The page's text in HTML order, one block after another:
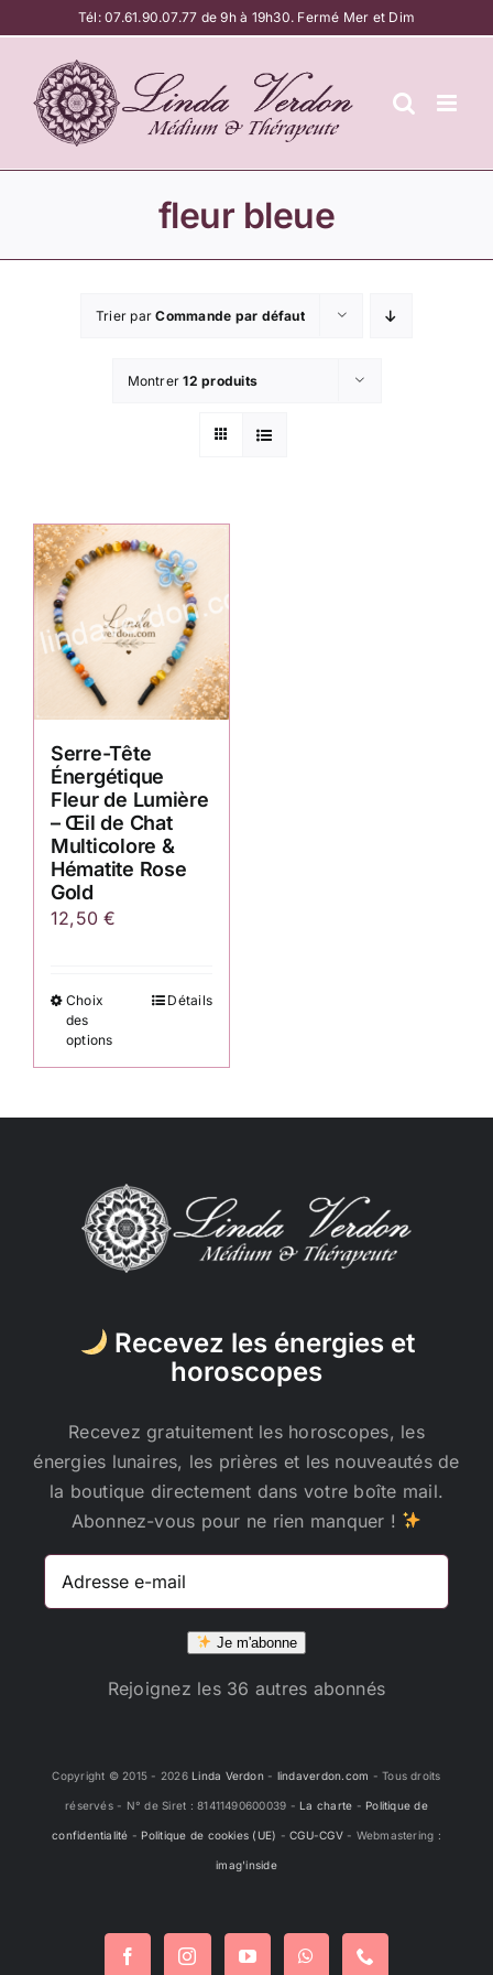
au
contenu
Tél:07.61.90.07.77 de 9h à 19h30. Fermé Mer et Dim
fleur bleue
Trier parCommande par défaut
Montrer12 produits
Serre-Tête
Énergétique
Fleur de Lumière
– Œil de Chat
Multicolore &
Hématite Rose
Gold
12,50€
Choix
des
options
Ce
a
variations.
options
peuvent
être
choisies
la
produit
Détails
Recevez les énergies et
horoscopes
Recevez gratuitement les horoscopes, les
énergies lunaires, les prières et les nouveautés de
la boutique directement dans votre boîte mail.
Abonnez-vous pour ne rien manquer !
Adresse
Je m'abonne
Rejoignez les 36 autres abonnés
Copyright © 2015 - 2026 Linda Verdon- lindaverdon.com - Tous droits
réservés - N° de Siret : 81411490600039 - La charte - Politique de
confidentialité - Politique de cookies (UE) -CGU-CGV- Webmastering :
imag'inside